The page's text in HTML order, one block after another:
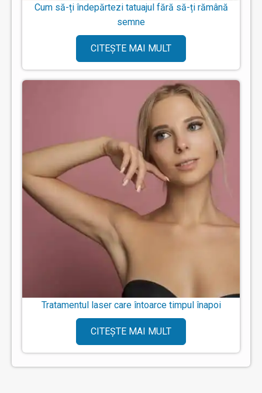
Cum să-ți îndepărtezi tatuajul fără să-ți rămână
semne
CITEȘTE MAI MULT
Tratamentul laser care întoarce timpul înapoi
CITEȘTE MAI MULT